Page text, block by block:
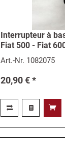
Interrupteur à
Fiat 500 - Fiat
Art.-Nr. 1082075
20,90 € *